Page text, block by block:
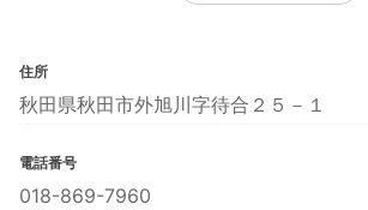
住所
秋田県秋田市外旭川字待合２５－１
電話番号
018-869-7960